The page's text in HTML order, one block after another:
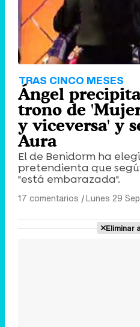
TRAS CINCO MESES
Ángel
trono de
y viceversa' y
Aura
El de Benidorm ha
pretendienta que
"está embarazada".
17 comentarios |Lunes 29
Eliminar